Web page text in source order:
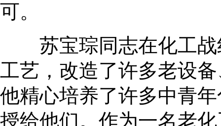
可。
苏宝琮同志在化工战
工艺，改造了许多老设
他精心培养了许多中青
授给他们。作为一名老